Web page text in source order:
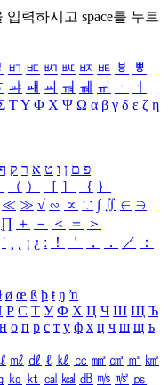
입력하시고 space를 누르
ㅲ ㅳ ㅴ ㅵ ㅶ ㅷ ㅸ
ㅹ
ㆇ ㆈ ㆉ ㆊ ㆋ ㆌ ㆍ
ㆎ
ΤΥ Φ Χ Ψ Ω α β γ δ ε ζ η
פ ם ן ו ט א ר ק ף
（ ） ［ ］ ｛ ｝
≪ ≫ √ ∽ ∝ ∵ ∫ ∬ ∈ ∋
∏ ＋ － ＜ ＝
＞
˙ ¸ ¡ ¿ ː ！ ＇ ， ． ／
：
ø œ ß þ ŧ ŋ ŉ
Р С Т У Ф Х Ц Ч Ш Щ Ъ
н о п р с т у ф х ц ч ш щ ъ
㎖ ㎗ ℓ ㎘ ㏄ ㎣ ㎤ ㎥ ㎦
㎏ ㏏ ㎈ ㎉ ㏈ ㎧ ㎨ ㎰